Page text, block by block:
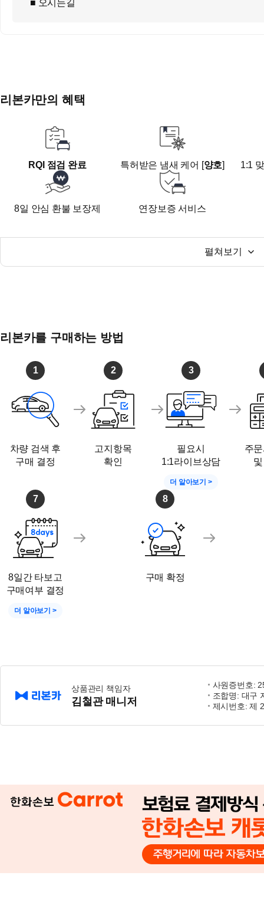
■ 오시는길
리본카만의 혜택
RQI 점검 완료 특허받은 냄새 케어 [양호] 1:1
8일 안심 환불 보장제 연장보증 서비스
펼쳐보기
리본카를 구매하는 방법
1
차량 검색 후
구매 결정
2
고지항목
확인
3
필요시
1:1라이브상담
더 알아보기 >
주
7
8일간 타보고
구매여부 결정
더 알아보기 >
8
구매 확정
상품관리 책임자
김철관 매니저
사원증번호:
조합명: 대구
제시번호: 제